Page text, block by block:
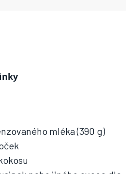
mléka (390 g)